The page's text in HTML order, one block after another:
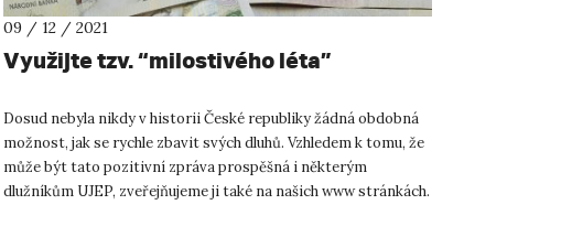
09 / 12 / 2021
Využijte tzv. “milostivého léta”
Dosud nebyla nikdy v historii České republiky žádná obdobná
možnost, jak se rychle zbavit svých dluhů. Vzhledem k tomu, že
může být tato pozitivní zpráva prospěšná i některým
dlužníkům UJEP, zveřejňujeme ji také na našich www stránkách.